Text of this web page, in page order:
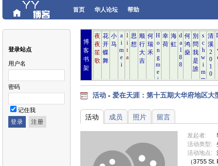
首页 华人论坛 帮助
登录站点
用户名
密码
记住我
博
客
书
架
活动 - 爱在天涯：第十五期大华府地区
活动 成员 照片 留言
发起者:
活动类型:
活动地点:
（3755